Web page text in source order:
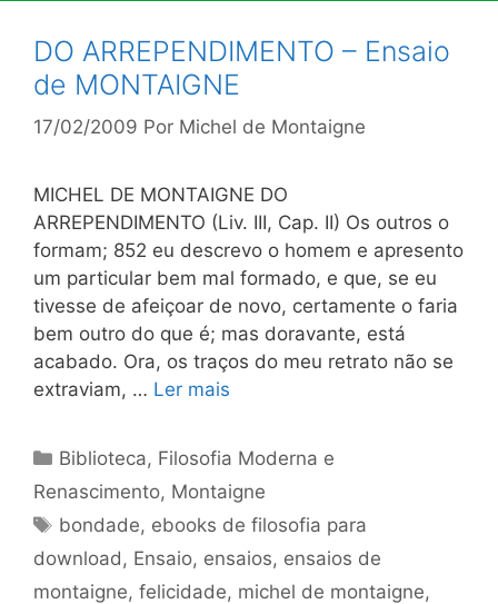
DO ARREPENDIMENTO – Ensaio
de MONTAIGNE
17/02/2009 Por Michel de Montaigne
MICHEL DE MONTAIGNE DO
ARREPENDIMENTO (Liv. III, Cap. II) Os outros o
formam; 852 eu descrevo o homem e apresento
um particular bem mal formado, e que, se eu
tivesse de afeiçoar de novo, certamente o faria
bem outro do que é; mas doravante, está
acabado. Ora, os traços do meu retrato não se
extraviam, … Ler mais
Categorias
Biblioteca, Filosofia Moderna e
Renascimento, Montaigne
Tags
bondade, ebooks de filosofia para
download, Ensaio, ensaios, ensaios de
montaigne, felicidade, michel de montaigne,